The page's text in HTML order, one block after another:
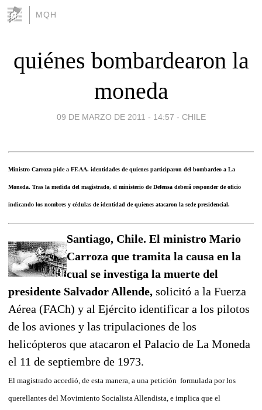
MQH
quiénes bombardearon la
moneda
09 DE MARZO DE 2011 - 14:57 - CHILE
Ministro Carroza pide a FF.AA. identidades de quienes participaron del bombardeo a La
Moneda. Tras la medida del magistrado, el ministerio de Defensa deberá responder de oficio
indicando los nombres y cédulas de identidad de quienes atacaron la sede presidencial.
Santiago, Chile. El ministro Mario
Carroza que tramita la causa en la
cual se investiga la muerte del
presidente Salvador Allende, solicitó a la Fuerza
Aérea (FACh) y al Ejército identificar a los pilotos
de los aviones y las tripulaciones de los
helicópteros que atacaron el Palacio de La Moneda
el 11 de septiembre de 1973.
El magistrado accedió, de esta manera, a una petición formulada por los
querellantes del Movimiento Socialista Allendista, e implica que el